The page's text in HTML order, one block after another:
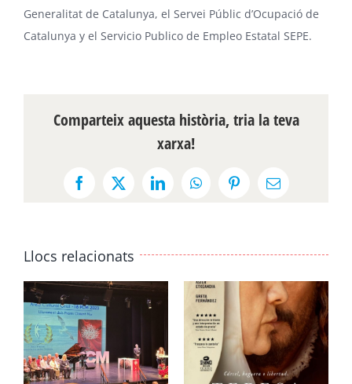
Generalitat de Catalunya, el Servei Públic d’Ocupació de
Catalunya y el Servicio Publico de Empleo Estatal SEPE.
Comparteix aquesta història, tria la teva
xarxa!
Facebook
X LinkedInWhatsAppPinterestEmail:
Llocs relacionats